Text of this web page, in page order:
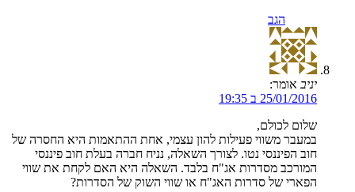
הגב
יניב אומר:
25/01/2016 ב 19:35
שלום לכולם,
במעבר משווי פעילות להון עצמי, אחת ההתאמות היא החסרה של
חוב הפיננסי נטו. לצורך השאלה, נניח חברה בעלת חוב פיננסי
המורכב מסדרות אג"ח בלבד. השאלה היא האם לקחת את שווי
הפארי של סדרות האג"ח או שווי השוק של הסדרות?